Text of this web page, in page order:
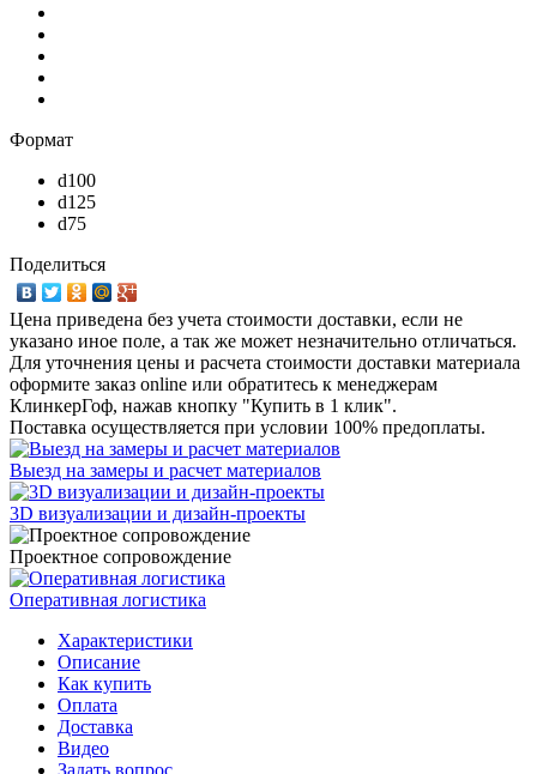
Формат
d100
d125
d75
Поделиться
Цена приведена без учета стоимости доставки, если не
указано иное поле, а так же может незначительно отличаться.
Для уточнения цены и расчета стоимости доставки материала
оформите заказ online или обратитесь к менеджерам
КлинкерГоф, нажав кнопку "Купить в 1 клик".
Поставка осуществляется при условии 100% предоплаты.
Выезд на замеры и расчет материалов
3D визуализации и дизайн-проекты
Проектное сопровождение
Оперативная логистика
Характеристики
Описание
Как купить
Оплата
Доставка
Видео
Задать вопрос